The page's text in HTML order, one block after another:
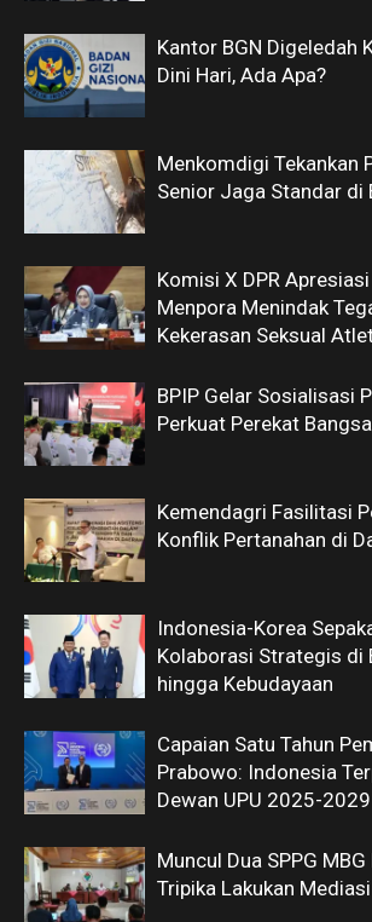
Kantor BGN Digeledah
Dini Hari, Ada Apa?
Menkomdigi Tekankan
Senior Jaga Standar di
Komisi X DPR
Menpora Menindak
Kekerasan Seksual
BPIP Gelar Sosialisasi
Perkuat Perekat
Kemendagri Fasilitasi
Konflik Pertanahan di
Indonesia-Korea
Kolaborasi Strategis di
hingga Kebudayaan
Capaian Satu Tahun
Prabowo: Indonesia
Dewan UPU 2025-2029
Muncul Dua SPPG
Tripika Lakukan Mediasi